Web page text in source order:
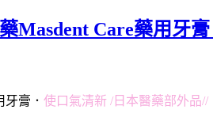
Masdent Care藥用牙
膏． 使口氣清新 /日本醫藥部外品//